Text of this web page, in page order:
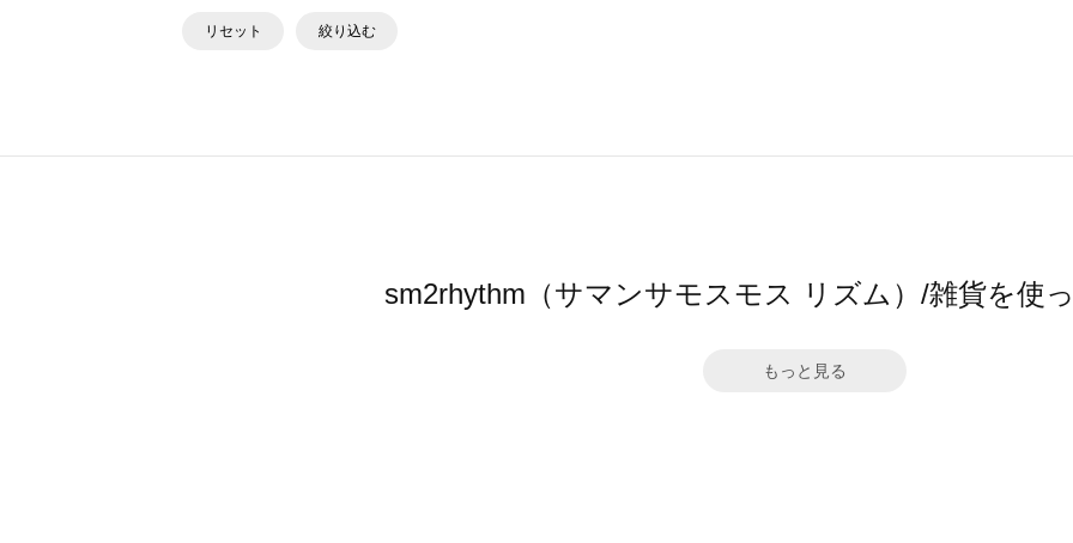
リセット 絞り込む
sm2rhythm（サマンサモスモス リズム）/雑貨を使
もっと見る